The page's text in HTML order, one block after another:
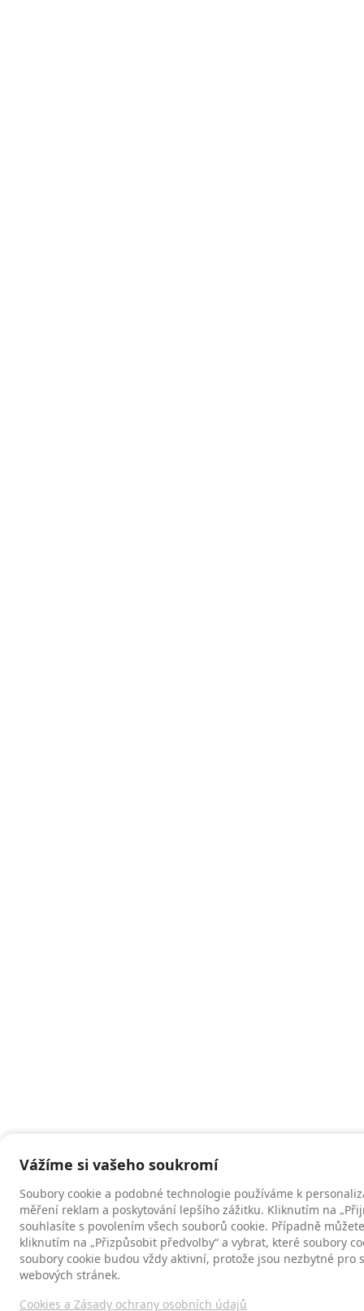
Vážíme si vašeho soukromí
Soubory cookie a podobné technologie používáme k
měření reklam a poskytování lepšího zážitku. Kliknutím na
souhlasíte s povolením všech souborů cookie. Případně
kliknutím na „Přizpůsobit předvolby“ a vybrat, které soubory
soubory cookie budou vždy aktivní, protože jsou nezbytné pro
webových stránek.
Cookies a Zásady ochrany osobních údajů